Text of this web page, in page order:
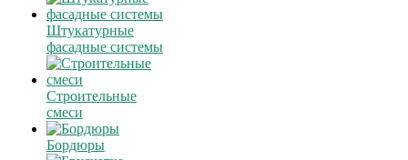
Штукатурные
фасадные системы
Строительные
смеси
Бордюры